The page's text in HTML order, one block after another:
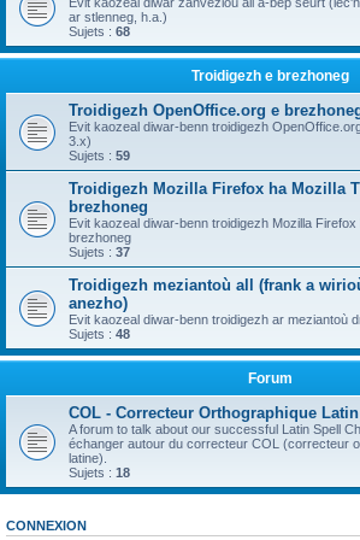
ar stlenneg, h.a.)
Sujets : 68
Troidigezh e brezhoneg
Troidigezh OpenOffice.org e
Evit kaozeal diwar-benn troidigezh
3.x)
Sujets : 59
Troidigezh Mozilla Firefox ha Mozilla
brezhoneg
Evit kaozeal diwar-benn troidigezh Mozilla
brezhoneg
Sujets : 37
Troidigezh meziantoù all (frank a
anezho)
Evit kaozeal diwar-benn troidigezh ar meziantoù
Sujets : 48
Forum
COL - Correcteur Orthographique
A forum to talk about our successful Latin Spell
échanger autour du correcteur COL (correcteur
latine).
Sujets : 18
CONNEXION